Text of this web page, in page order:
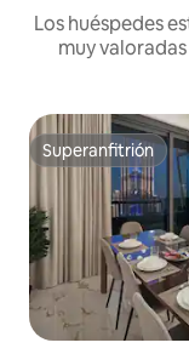
Los huéspedes
muy
Superanfitrión
Superanfitrión